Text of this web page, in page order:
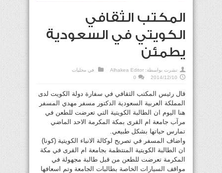
المكتب الثقافي
الكويتي في السعودية
يطمئن
نشرت بواسطة: Alhakea Editor في محليات
2014/12/10
0
قال رئيس المكتب الثقافي في سفارة دولة الكويت لدى
المملكة العربية السعودية الدكتور مسفر مهدي المسفر
هنا اليوم ان الطالبة الكويتية التي تعرضت للطعن في
مرآب جامعة ام القرى بمكة المكرمة الاحد الماضي
تمارس حياتها بشكل طبيعي.
واضاف المسفر في تصريح لوكالة الانباء الكويتية (كونا)
ان الطالبة الكويتية المنتظمة بجامعة ام القرى في مكة
المكرمة تعرضت للطعن من قبل طالبة مجهولة في
مواقف السيارات الخاصة بطالبات الجامعة وتم اسعافها